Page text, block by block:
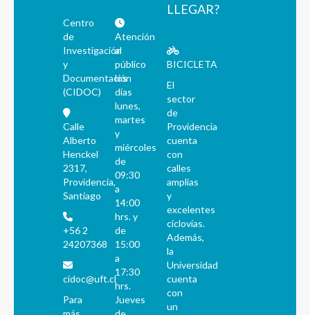
Centro
de
Investigación
y
Documentación
(CIDOC)
Calle
Alberto
Henckel
2317,
Providencia,
Santiago
+56 2
24207368
cidoc@uft.cl
Para
Atención
al
público
los
días
lunes,
martes
y
miércoles
de
09:30
a
14:00
hrs. y
de
15:00
a
17:30
hrs.
Jueves
LLEGAR?
BICICLETA
El
sector
de
Providencia
cuenta
con
calles
amplias
y
excelentes
ciclovías.
Además,
la
Universidad
cuenta
con
un